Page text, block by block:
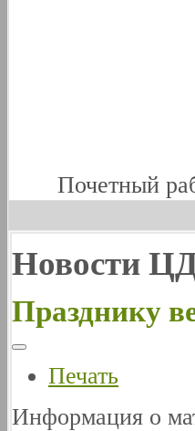
Почетный
Новости
Празднику
Печать
Информация о